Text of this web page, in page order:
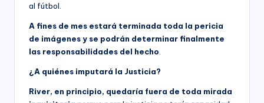
al fútbol.
A fines de mes estará terminada toda la pericia
de imágenes y se podrán determinar finalmente
las responsabilidades del hecho
¿A quiénes imputará la Justicia?
River, en principio, quedaría fuera de toda mirada